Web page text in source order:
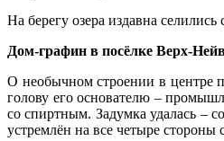
На берегу озера издавна
Дом-графин в посёлке Верх-
О необычном строении в центре
голову его основателю –
со спиртным. Задумка удалась –
устремлён на все четыре стороны